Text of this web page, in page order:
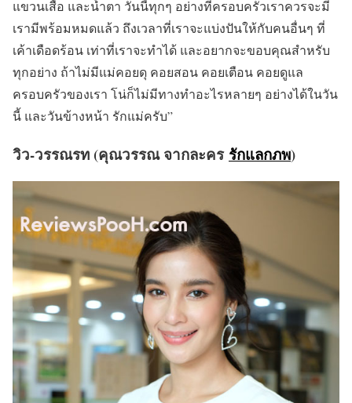
แขวนเสื้อ และน้ำตา วันนี้ทุกๆ อย่างที่ครอบครัวเราควรจะมี
เรามีพร้อมหมดแล้ว ถึงเวลาที่เราจะแบ่งปันให้กับคนอื่นๆ ที่
เค้าเดือดร้อน เท่าที่เราจะทำได้ และอยากจะขอบคุณสำหรับ
ทุกอย่าง ถ้าไม่มีแม่คอยดุ คอยสอน คอยเตือน คอยดูแล
ครอบครัวของเรา โน่ก็ไม่มีทางทำอะไรหลายๆ อย่างได้ในวัน
นี้ และวันข้างหน้า รักแม่ครับ”
วิว-วรรณรท (คุณวรรณ จากละคร รักแลกภพ)